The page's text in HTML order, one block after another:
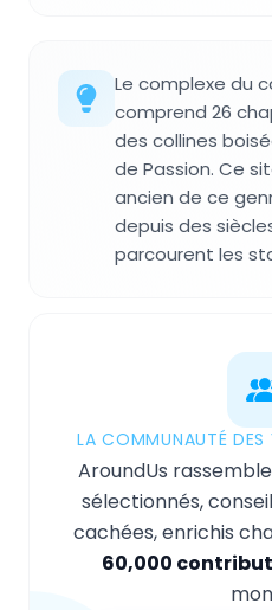
Le complexe du
comprend 26
des collines
de Passion. Ce
ancien de ce
depuis des
parcourent les
LA COMMUNAUTÉ DES
AroundUs
sélectionnés,
cachées, enrichis
60,000